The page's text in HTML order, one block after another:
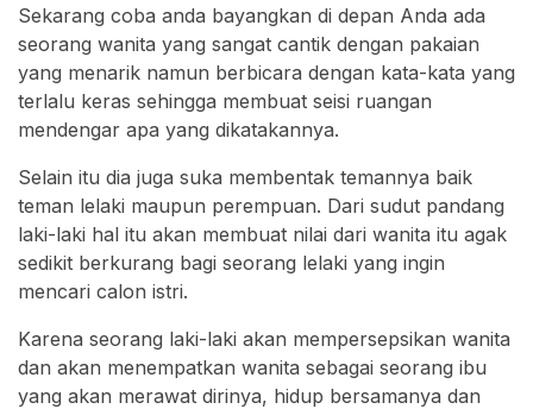
Sekarang coba anda bayangkan di depan Anda ada
seorang wanita yang sangat cantik dengan pakaian
yang menarik namun berbicara dengan kata-kata yang
terlalu keras sehingga membuat seisi ruangan
mendengar apa yang dikatakannya.
Selain itu dia juga suka membentak temannya baik
teman lelaki maupun perempuan. Dari sudut pandang
laki-laki hal itu akan membuat nilai dari wanita itu agak
sedikit berkurang bagi seorang lelaki yang ingin
mencari calon istri.
Karena seorang laki-laki akan mempersepsikan wanita
dan akan menempatkan wanita sebagai seorang ibu
yang akan merawat dirinya, hidup bersamanya dan